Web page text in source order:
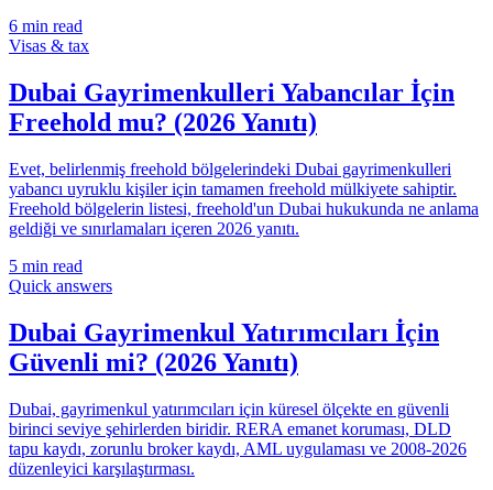
6 min read
Visas & tax
Dubai Gayrimenkulleri Yabancılar İçin
Freehold mu? (2026 Yanıtı)
Evet, belirlenmiş freehold bölgelerindeki Dubai gayrimenkulleri
yabancı uyruklu kişiler için tamamen freehold mülkiyete sahiptir.
Freehold bölgelerin listesi, freehold'un Dubai hukukunda ne anlama
geldiği ve sınırlamaları içeren 2026 yanıtı.
5 min read
Quick answers
Dubai Gayrimenkul Yatırımcıları İçin
Güvenli mi? (2026 Yanıtı)
Dubai, gayrimenkul yatırımcıları için küresel ölçekte en güvenli
birinci seviye şehirlerden biridir. RERA emanet koruması, DLD
tapu kaydı, zorunlu broker kaydı, AML uygulaması ve 2008-2026
düzenleyici karşılaştırması.